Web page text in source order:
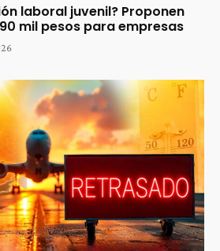
laboral juvenil? Proponen
mil pesos para empresas